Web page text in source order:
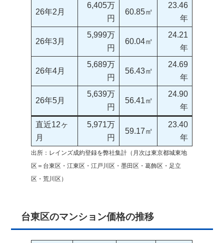
26年2月
6,405万
円
60.85㎡
23.46
年
26年3月
5,999万
円
60.04㎡
24.21
年
26年4月
5,689万
円
56.43㎡
24.69
年
26年5月
5,639万
円
56.41㎡
24.90
年
直近12ヶ
月
5,971万
円
59.17㎡
23.40
年
出所：レインズ成約登録を弊社集計（月次は東京都城東地
区＝台東区・江東区・江戸川区・墨田区・葛飾区・足立
区・荒川区）
台東区のマンション価格の推移